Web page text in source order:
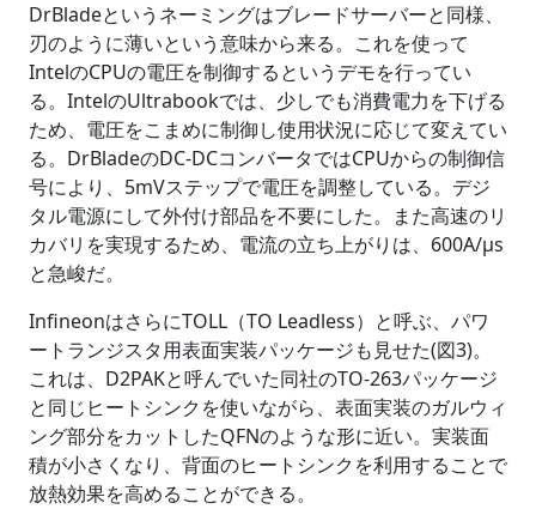
DrBladeというネーミングはブレードサーバーと同様、
刃のように薄いという意味から来る。これを使って
IntelのCPUの電圧を制御するというデモを行ってい
る。IntelのUltrabookでは、少しでも消費電力を下げる
ため、電圧をこまめに制御し使用状況に応じて変えてい
る。DrBladeのDC-DCコンバータではCPUからの制御信
号により、5mVステップで電圧を調整している。デジ
タル電源にして外付け部品を不要にした。また高速のリ
カバリを実現するため、電流の立ち上がりは、600A/μs
と急峻だ。
InfineonはさらにTOLL（TO Leadless）と呼ぶ、パワ
ートランジスタ用表面実装パッケージも見せた(図3)。
これは、D2PAKと呼んでいた同社のTO-263パッケージ
と同じヒートシンクを使いながら、表面実装のガルウィ
ング部分をカットしたQFNのような形に近い。実装面
積が小さくなり、背面のヒートシンクを利用することで
放熱効果を高めることができる。